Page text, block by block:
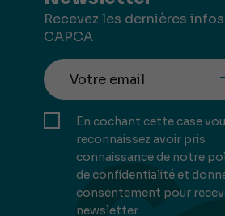
Recevez les dernières
CAPCA
En cochant cette case
reconnaissez avoir pris
connaissance de notre
de confidentialité et
consentement pour
newsletter.